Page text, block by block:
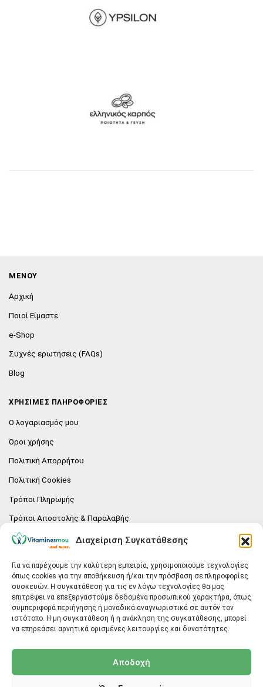
Διαχείριση Συγκατάθεσης
Για να παρέχουμε την καλύτερη εμπειρία, χρησιμοποιούμε τεχνολογίες
όπως cookies για την αποθήκευση ή/και την πρόσβαση σε πληροφορίες
συσκευών. Η συγκατάθεση για τις εν λόγω τεχνολογίες θα μας
επιτρέψει να επεξεργαστούμε δεδομένα προσωπικού χαρακτήρα, όπως
συμπεριφορά περιήγησης ή μοναδικά αναγνωριστικά σε αυτόν τον
ιστότοπο. Η μη συγκατάθεση ή η ανάκληση της συγκατάθεσης, μπορεί
να επηρεάσει αρνητικά ορισμένες λειτουργίες και δυνατότητες.
Αποδοχή
ΜΕΝΟΥ
Αρχική
Ποιοί Είμαστε
e-Shop
Συχνές ερωτήσεις (FAQs)
Blog
ΧΡΗΣΙΜΕΣ ΠΛΗΡΟΦΟΡΙΕΣ
Ο λογαριασμός μου
Όροι χρήσης
Πολιτική Απορρήτου
Πολιτική Cookies
Τρόποι Πληρωμής
Τρόποι Αποστολής & Παραλαβής
Πολιτική επιστροφών
E-SHOP
Vitaminesmou.gr.
Άγιος Δημήτριος T.K.17236
Αττική